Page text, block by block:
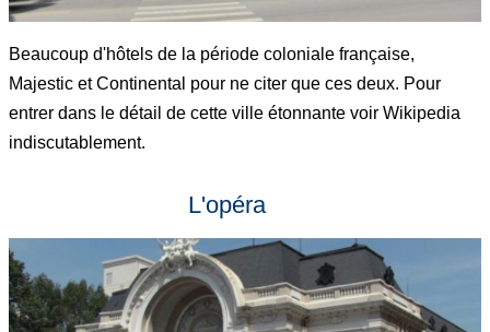
Beaucoup d'hôtels de la période coloniale française,
Majestic et Continental pour ne citer que ces deux. Pour
entrer dans le détail de cette ville étonnante voir Wikipedia
indiscutablement.
L'opéra